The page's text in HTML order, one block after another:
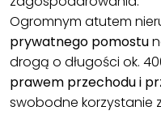
Ogromnym atutem
prywatnego pomostu
drogą o długości ok.
prawem przechodu i
swobodne korzystanie